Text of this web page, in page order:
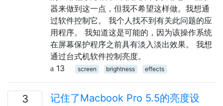
器来做到这一点，但我不希望这样做。我想通
过软件控制它。 我个人找不到有关此问题的应
用程序。 我知道这是可能的，因为该操作系统
在屏幕保护程序之前具有淡入淡出效果。 我想
通过台式机软件控制亮度。
13
screen brightness effects
3
记住了Macbook Pro 5.5的亮度设